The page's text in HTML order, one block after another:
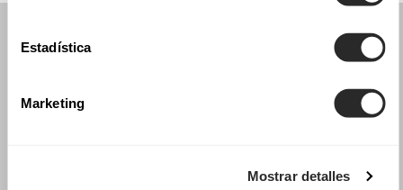
Estadística
Marketing
Mostrar detalles